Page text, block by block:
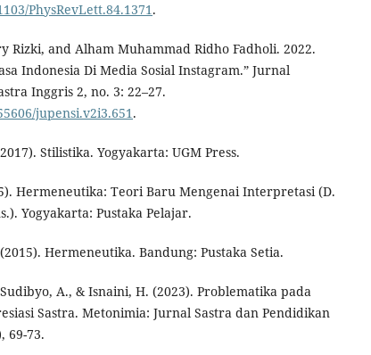
PhysRevLett.84.1371.
Rizki, and Alham Muhammad Ridho Fadholi. 2022.
Indonesia Di Media Sosial Instagram.” Jurnal
Inggris 2, no. 3: 22–27.
jupensi.v2i3.651.
Stilistika. Yogyakarta: UGM Press.
Hermeneutika: Teori Baru Mengenai Interpretasi (D.
Yogyakarta: Pustaka Pelajar.
Hermeneutika. Bandung: Pustaka Setia.
A., & Isnaini, H. (2023). Problematika pada
Sastra. Metonimia: Jurnal Sastra dan Pendidikan
69-73.